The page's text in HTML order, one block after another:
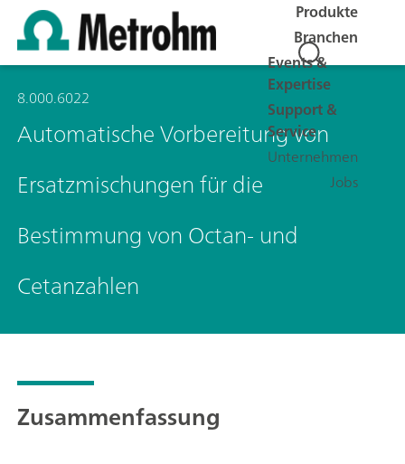
Produkte
Branchen
Events &
Expertise
Support &
Service
Unternehmen
Jobs
8.000.6022
Automatische Vorbereitung von
Ersatzmischungen für die
Bestimmung von Octan- und
Cetanzahlen
Zusammenfassung